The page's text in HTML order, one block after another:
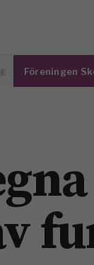
Föreningen